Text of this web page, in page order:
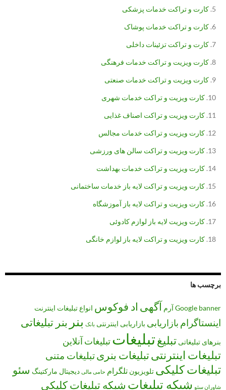
کارت و تراکت خدمات پزشکی
کارت و تراکت خدمات پوشاک
کارت و تراکت تزئینات داخلی
کارت ویزیت و تراکت خدمات فرهنگی
کارت ویزیت و تراکت خدمات صنعتی
کارت ویزیت و تراکت خدمات شهری
کارت ویزیت و تراکت اصناف غذایی
کارت ویزیت و تراکت خدمات مجالس
کارت ویزیت و تراکت سالن های ورزشی
کارت ویزیت و تراکت خدمات بهداشت
کارت ویزیت و تراکت لایه باز خدمات ساختمانی
کارت ویزیت و تراکت لایه باز آموزشگاه
کارت ویزیت لایه باز لوازم کادوئی
کارت ویزیت و تراکت لایه باز لوازم خانگی
برچسب ها
banner
Googleآرم آگهی اد فوکوس انواع تبلیغات اینترنت
اینستاگرام بازاریابی بازاریابی اینترنتی بانک بنر بنر تبلیغاتی
بنرهای تبلیغاتی تبلیغتبلیغاتتبلیغات آنلاین
تبلیغات اینترنتیتبلیغات بنریتبلیغات متنی
تبلیغات کلیکی تلویزیون تلگرام حامی مالی دیجیتال مارکتینگ سئو
شاوران سئو شبکه تبلیغات شبکه تبلیغات کلیکی